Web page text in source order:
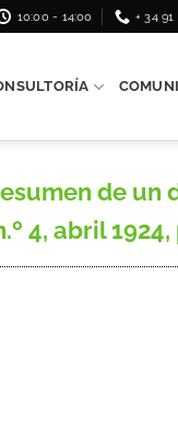
10:00 - 14:00 + 34
de
4, abril 1924,